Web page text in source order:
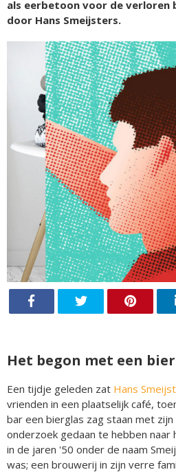
als eerbetoon voor de
door Hans Smeijsters.
Het begon met een
Een tijdje geleden zat Hans
vrienden in een plaatselijk café,
bar een bierglas zag staan met
onderzoek gedaan te hebben
in de jaren '50 onder de naam
was; een brouwerij in zijn verre